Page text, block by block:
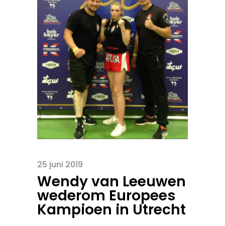
25 juni 2019
Wendy van Leeuwen
wederom Europees
Kampioen in Utrecht